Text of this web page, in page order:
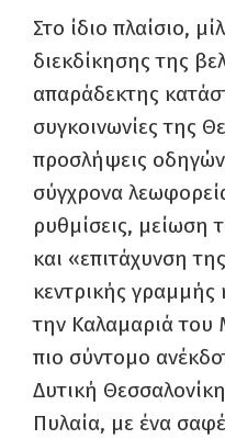
Στο ίδιο πλαίσιο,
διεκδίκησης της
απαράδεκτης
συγκοινωνίες της
προσλήψεις
σύγχρονα
ρυθμίσεις, μείωση
και «επιτάχυνση
κεντρικής γραμμής
την Καλαμαριά του
πιο σύντομο
Δυτική
Πυλαία, με ένα